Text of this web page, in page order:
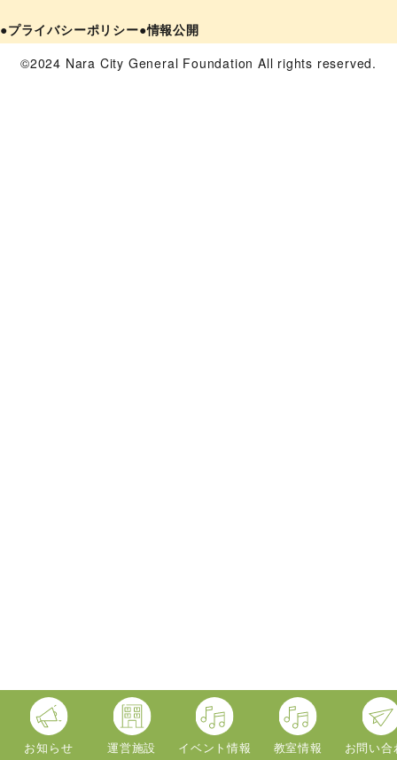
お知らせ 運営施設 イベント情報 教室情報 お問い合
●プライバシーポリシー●情報公開
©2024 Nara City General Foundation All rights reserved.